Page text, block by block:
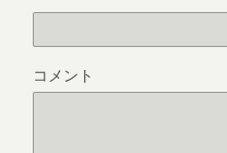
コメント